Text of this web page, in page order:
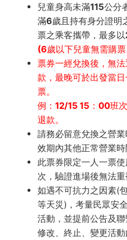
兒童身高未滿115公分
滿6歲且持有身分證明
票之乘客攜帶，最多
(6歲以下兒童無需購
票券一經兌換後，無
款，最晚可於出發當
票。
例：12/15 15：00班
退款。
請務必留意兌換之營
效期內其他正常營業時
此票券限定一人一票
次，驗證進場後無法重
如遇不可抗力之因素(
等天災)，考量民眾安
活動，並提前公告及
修改、終止、變更活動